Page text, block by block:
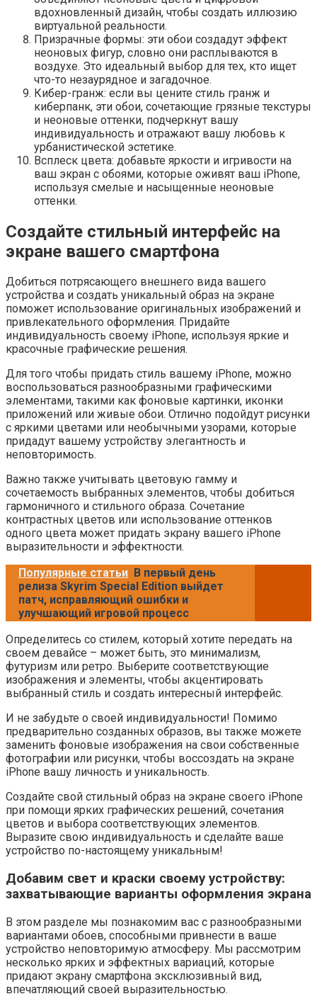
вдохновленный дизайн, чтобы создать иллюзию
виртуальной реальности.
Призрачные формы: эти обои создадут эффект
неоновых фигур, словно они расплываются в
воздухе. Это идеальный выбор для тех, кто ищет
что-то незаурядное и загадочное.
Кибер-гранж: если вы цените стиль гранж и
киберпанк, эти обои, сочетающие грязные текстуры
и неоновые оттенки, подчеркнут вашу
индивидуальность и отражают вашу любовь к
урбанистической эстетике.
Всплеск цвета: добавьте яркости и игривости на
ваш экран с обоями, которые оживят ваш iPhone,
используя смелые и насыщенные неоновые
оттенки.
Создайте стильный интерфейс на
экране вашего смартфона
Добиться потрясающего внешнего вида вашего
устройства и создать уникальный образ на экране
поможет использование оригинальных изображений и
привлекательного оформления. Придайте
индивидуальность своему iPhone, используя яркие и
красочные графические решения.
Для того чтобы придать стиль вашему iPhone, можно
воспользоваться разнообразными графическими
элементами, такими как фоновые картинки, иконки
приложений или живые обои. Отлично подойдут рисунки
с яркими цветами или необычными узорами, которые
придадут вашему устройству элегантность и
неповторимость.
Важно также учитывать цветовую гамму и
сочетаемость выбранных элементов, чтобы добиться
гармоничного и стильного образа. Сочетание
контрастных цветов или использование оттенков
одного цвета может придать экрану вашего iPhone
выразительности и эффектности.
Популярные статьи В первый день
релиза Skyrim Special Edition выйдет
патч, исправляющий ошибки и
улучшающий игровой процесс
Определитесь со стилем, который хотите передать на
своем девайсе – может быть, это минимализм,
футуризм или ретро. Выберите соответствующие
изображения и элементы, чтобы акцентировать
выбранный стиль и создать интересный интерфейс.
И не забудьте о своей индивидуальности! Помимо
предварительно созданных образов, вы также можете
заменить фоновые изображения на свои собственные
фотографии или рисунки, чтобы воссоздать на экране
iPhone вашу личность и уникальность.
Создайте свой стильный образ на экране своего iPhone
при помощи ярких графических решений, сочетания
цветов и выбора соответствующих элементов.
Выразите свою индивидуальность и сделайте ваше
устройство по-настоящему уникальным!
Добавим свет и краски своему устройству:
захватывающие варианты оформления экрана
В этом разделе мы познакомим вас с разнообразными
вариантами обоев, способными привнести в ваше
устройство неповторимую атмосферу. Мы рассмотрим
несколько ярких и эффектных вариаций, которые
придают экрану смартфона эксклюзивный вид,
впечатляющий своей выразительностью.